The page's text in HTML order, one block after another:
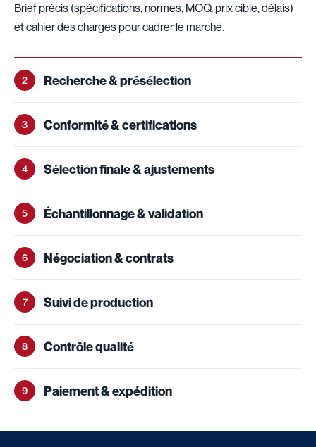
Brief précis (spécifications, normes, MOQ, prix cible, délais)
et cahier des charges pour cadrer le marché.
2 Recherche & présélection
3 Conformité & certifications
4 Sélection finale & ajustements
5 Échantillonnage & validation
6 Négociation & contrats
7 Suivi de production
8 Contrôle qualité
9 Paiement & expédition